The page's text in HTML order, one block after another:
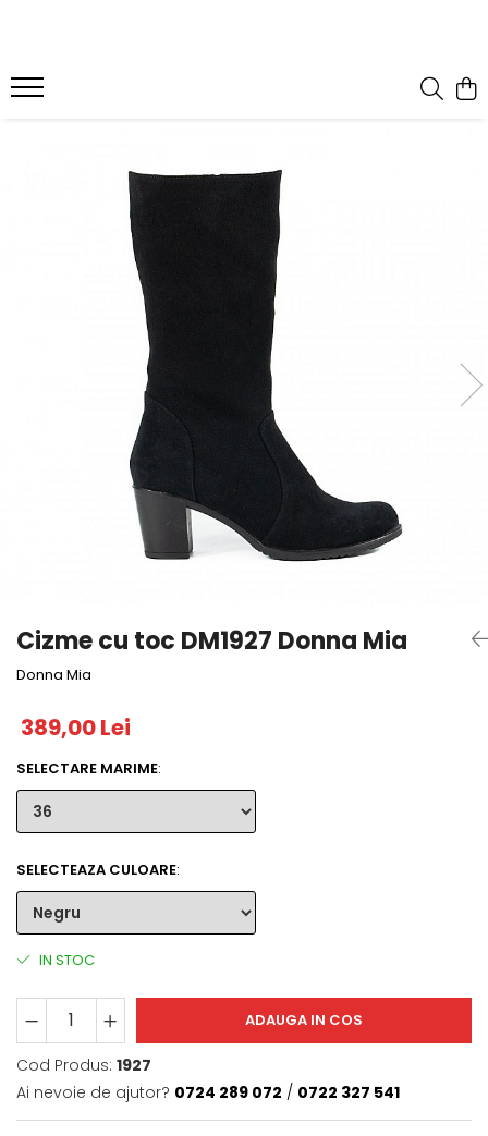
Cizme cu toc DM1927 Donna Mia
Donna Mia
389,00 Lei
SELECTARE MARIME:
SELECTEAZA CULOARE:
IN STOC
ADAUGA IN COS
Cod Produs: 1927
Ai nevoie de ajutor? 0724 289 072 / 0722 327 541